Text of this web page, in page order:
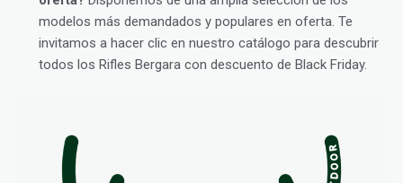
modelos más demandados y populares en oferta. Te
invitamos a hacer clic en nuestro catálogo para descubrir
todos los Rifles Bergara con descuento de Black Friday.